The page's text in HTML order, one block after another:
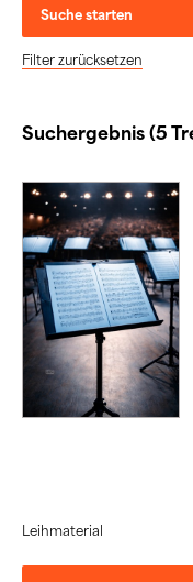
Suche starten
Filter zurücksetzen
Suchergebnis (5
Leihmaterial